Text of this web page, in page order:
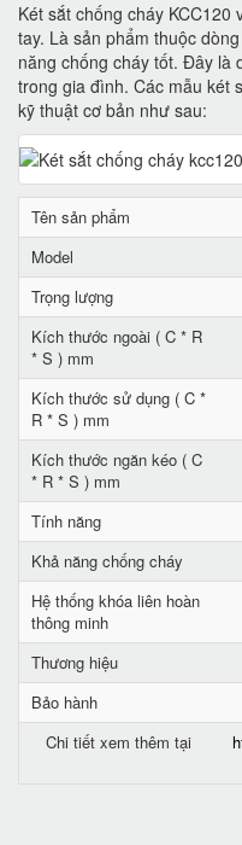
Két sắt chống cháy
tay. Là sản phẩm thuộc
năng chống cháy tốt. Đây là
trong gia đình. Các mẫu két
kỹ thuật cơ bản như sau:
Tên sản phẩm
Model
Trọng lượng
Kích thước ngoài ( C * R
* S ) mm
Kích thước sử dụng ( C *
R * S ) mm
Kích thước ngăn kéo ( C
* R * S ) mm
Tính năng
Khả năng chống cháy
Hệ thống khóa liên hoàn
thông minh
Thương hiệu
Bảo hành
Chi tiết xem thêm tại